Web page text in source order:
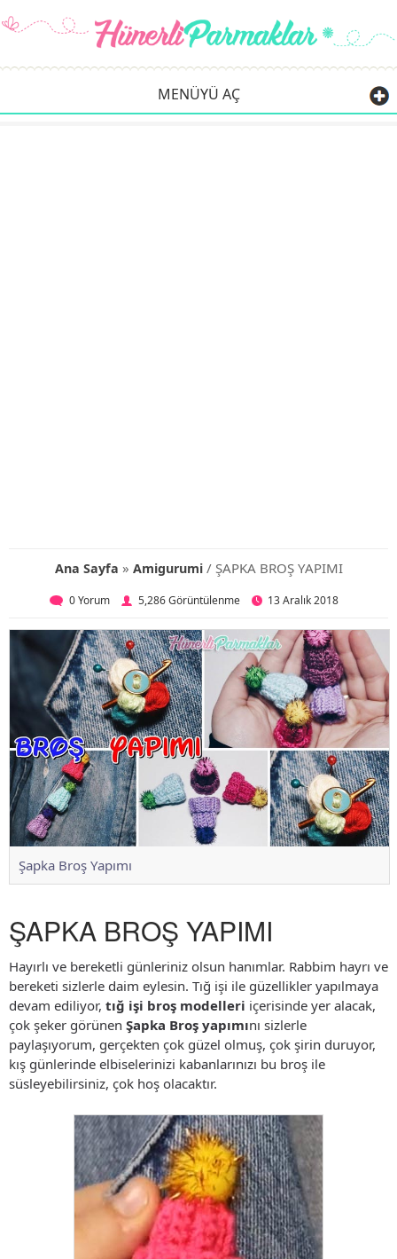
MENÜYÜ AÇ
Ana Sayfa » Amigurumi/ ŞAPKA BROŞ YAPIMI
0 Yorum 5,286 Görüntülenme 13 Aralık 2018
Şapka Broş Yapımı
ŞAPKA BROŞ YAPIMI
Hayırlı ve bereketli günleriniz olsun hanımlar. Rabbim hayrı ve
bereketi sizlerle daim eylesin. Tığ işi ile güzellikler yapılmaya
devam ediliyor, tığ işi broş modelleri içerisinde yer alacak,
çok şeker görünen Şapka Broş yapımını sizlerle
paylaşıyorum, gerçekten çok güzel olmuş, çok şirin duruyor,
kış günlerinde elbiselerinizi kabanlarınızı bu broş ile
süsleyebilirsiniz, çok hoş olacaktır.